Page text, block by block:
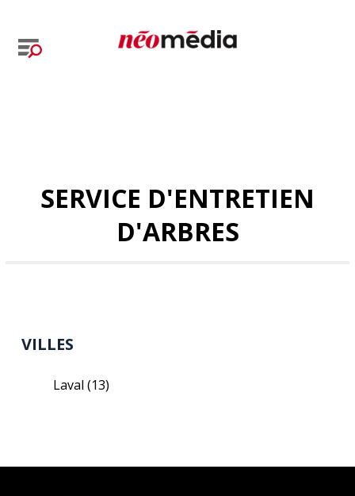
SERVICE D'ENTRETIEN
D'ARBRES
VILLES
Laval(13)